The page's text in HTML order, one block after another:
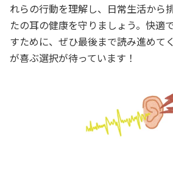
れらの行動を理解し、日常生活から
たの耳の健康を守りましょう。快適
すために、ぜひ最後まで読み進めて
が喜ぶ選択が待っています！